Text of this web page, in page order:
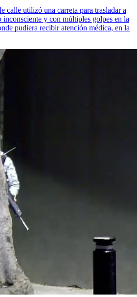
calle utilizó una carreta para trasladar a
inconsciente y con múltiples golpes en la
pudiera recibir atención médica, en la